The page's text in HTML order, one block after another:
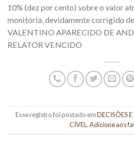
10% (dez por cento) sobre o valor
monitória, devidamente corrigido
VALENTINO APARECIDO DE
RELATOR VENCIDO
Esse registro foi postado emDECISÕES
CÍVEL.Adicione aos